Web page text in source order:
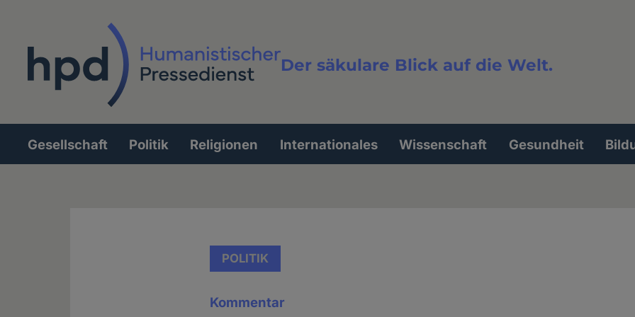
Der säkulare Blick auf die Welt.
Volltextsuche
Hauptnavigation
Gesellschaft Politik Religionen Internationales Wissenschaft Gesundheit
POLITIK
Kommentar